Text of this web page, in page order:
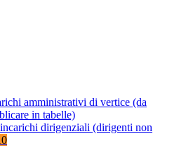
amministrativi di vertice (da
in tabelle)
dirigenziali (dirigenti non